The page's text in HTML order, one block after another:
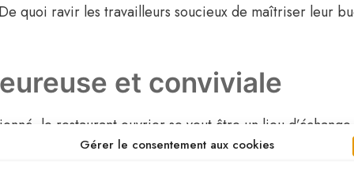
Gérer le consentement aux cookies
quoi ravir les travailleurs soucieux de maîtriser leur
et conviviale
le restaurant ouvrier se veut être un lieu
détendue et chaleureuse, qui contribue à la